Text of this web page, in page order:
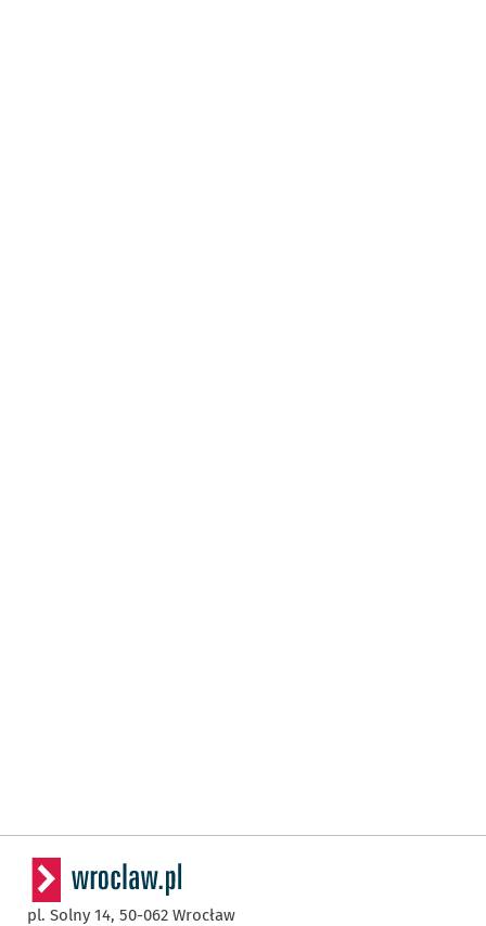
pl. Solny 14, 50-062 Wrocław